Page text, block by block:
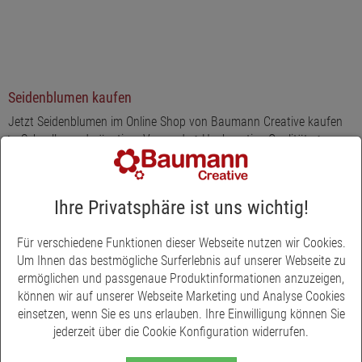
Seidenblumen kaufen
Jetzt Seidenblumen im Online Shop von Baumann Creative kaufen
▶ Schneller und günstiger Versand ✓ Hochwertige Qualität ✓
Pflegeleichte Blütenpracht: Seidenblumen von Baumann
Es gibt kaum eine Situation, in der der Anblick hübscher Blumen
regelmäßige und sorgfältige Pflege angewiesen. Machen Sie es sich
einfacher und entscheiden Sie sich stattdessen für Seidenblumen
und Kunstpflanzen aus unserem Angebot! Baumann Creative bietet
Ihnen zahlreiche Blühpflanzen samt Dekogrün, die zusammen
täuschend echt aussehen.
Ihre Privatsphäre ist uns wichtig!
Für verschiedene Funktionen dieser Webseite nutzen wir Cookies.
Um Ihnen das bestmögliche Surferlebnis auf unserer Webseite zu
ermöglichen und passgenaue Produktinformationen anzuzeigen,
können wir auf unserer Webseite Marketing und Analyse Cookies
einsetzen, wenn Sie es uns erlauben. Ihre Einwilligung können Sie
jederzeit über die Cookie Konfiguration widerrufen.